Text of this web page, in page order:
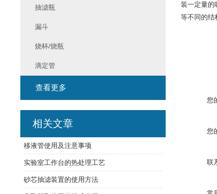
装一定量的
等不同的结
您
您
联
抽滤瓶
漏斗
烧杯/烧瓶
滴定管
查看更多
相关文章
移液管使用及注意事项
实验室工作台的热处理工艺
砂芯抽滤装置的使用方法